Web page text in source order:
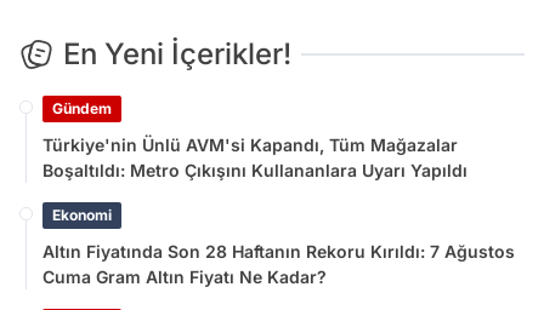
En Yeni İçerikler!
Gündem
Türkiye'nin Ünlü AVM'si Kapandı, Tüm Mağazalar
Boşaltıldı: Metro Çıkışını Kullananlara Uyarı Yapıldı
Ekonomi
Altın Fiyatında Son 28 Haftanın Rekoru Kırıldı: 7 Ağustos
Cuma Gram Altın Fiyatı Ne Kadar?